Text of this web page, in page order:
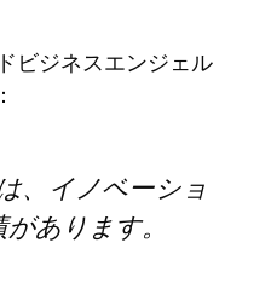
ビジネスエンジェル
：
、イノベーショ
あります。